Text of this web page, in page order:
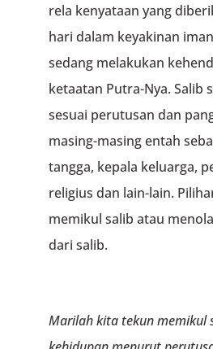
rela kenyataan yang
hari dalam keyakinan
sedang melakukan
ketaatan Putra-Nya. Salib
sesuai perutusan dan
masing-masing entah
tangga, kepala keluarga,
religius dan lain-lain.
memikul salib atau
dari salib.
Marilah kita tekun memikul